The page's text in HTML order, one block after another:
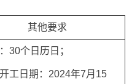
其他要求
30个日历日；
工日期：2024年7月15